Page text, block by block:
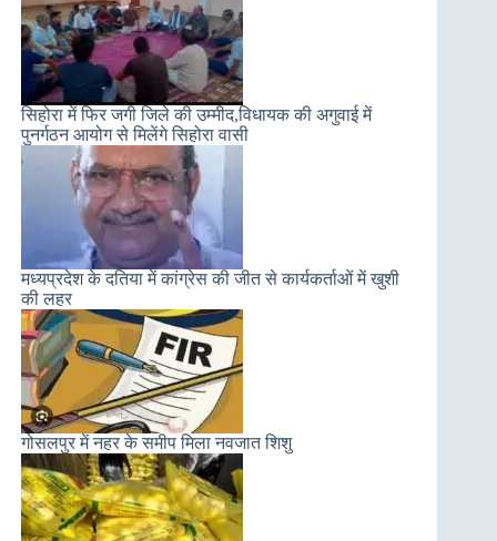
सिहोरा में फिर जगी जिले की उम्मीद,विधायक की अगुवाई में
पुनर्गठन आयोग से मिलेंगे सिहोरा वासी
मध्यप्रदेश के दतिया में कांग्रेस की जीत से कार्यकर्ताओं में खुशी
की लहर
गोसलपुर में नहर के समीप मिला नवजात शिशु